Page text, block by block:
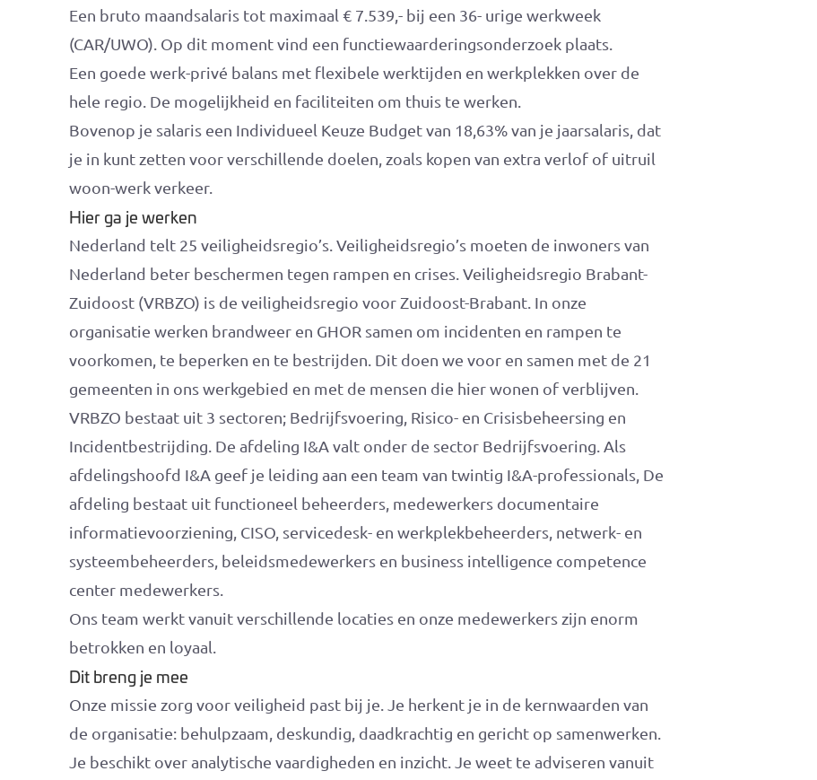
Een bruto maandsalaris tot maximaal € 7.539,- bij een 36- urige werkweek
(CAR/UWO). Op dit moment vind een functiewaarderingsonderzoek plaats.
Een goede werk-privé balans met flexibele werktijden en werkplekken over de
hele regio. De mogelijkheid en faciliteiten om thuis te werken.
Bovenop je salaris een Individueel Keuze Budget van 18,63% van je jaarsalaris, dat
je in kunt zetten voor verschillende doelen, zoals kopen van extra verlof of uitruil
woon-werk verkeer.
Hier ga je werken
Nederland telt 25 veiligheidsregio’s. Veiligheidsregio’s moeten de inwoners van
Nederland beter beschermen tegen rampen en crises. Veiligheidsregio Brabant-
Zuidoost (VRBZO) is de veiligheidsregio voor Zuidoost-Brabant. In onze
organisatie werken brandweer en GHOR samen om incidenten en rampen te
voorkomen, te beperken en te bestrijden. Dit doen we voor en samen met de 21
gemeenten in ons werkgebied en met de mensen die hier wonen of verblijven.
VRBZO bestaat uit 3 sectoren; Bedrijfsvoering, Risico- en Crisisbeheersing en
Incidentbestrijding. De afdeling I&A valt onder de sector Bedrijfsvoering. Als
afdelingshoofd I&A geef je leiding aan een team van twintig I&A-professionals, De
afdeling bestaat uit functioneel beheerders, medewerkers documentaire
informatievoorziening, CISO, servicedesk- en werkplekbeheerders, netwerk- en
systeembeheerders, beleidsmedewerkers en business intelligence competence
center medewerkers.
Ons team werkt vanuit verschillende locaties en onze medewerkers zijn enorm
betrokken en loyaal.
Dit breng je mee
Onze missie zorg voor veiligheid past bij je. Je herkent je in de kernwaarden van
de organisatie: behulpzaam, deskundig, daadkrachtig en gericht op samenwerken.
Je beschikt over analytische vaardigheden en inzicht. Je weet te adviseren vanuit